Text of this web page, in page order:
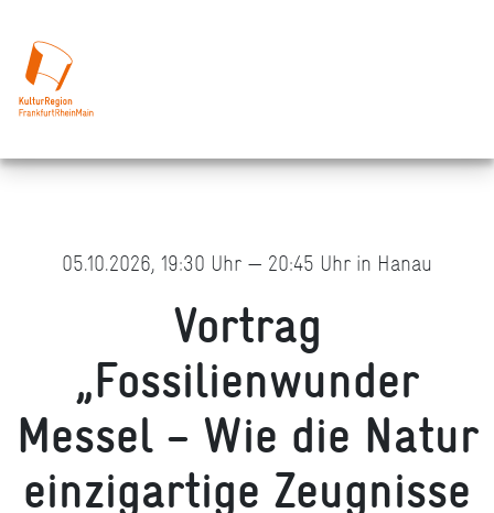
05.10.2026, 19:30 Uhr — 20:45 Uhr in Hanau
Vortrag
„Fossilienwunder
Messel – Wie die Natur
einzigartige Zeugnisse